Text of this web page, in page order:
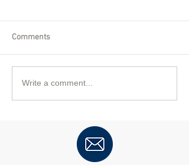
Comments
Write a comment...